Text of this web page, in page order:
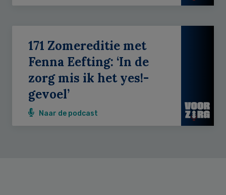
171 Zomereditie met
Fenna Eefting: ‘In de
zorg mis ik het yes!-
gevoel’
Naar de podcast